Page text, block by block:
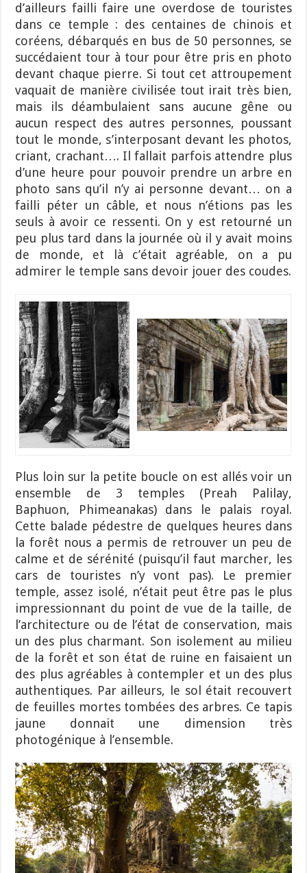
d’ailleurs failli faire une overdose de touristes
dans ce temple : des centaines de chinois et
coréens, débarqués en bus de 50 personnes, se
succédaient tour à tour pour être pris en photo
devant chaque pierre. Si tout cet attroupement
vaquait de manière civilisée tout irait très bien,
mais ils déambulaient sans aucune gêne ou
aucun respect des autres personnes, poussant
tout le monde, s’interposant devant les photos,
criant, crachant…. Il fallait parfois attendre plus
d’une heure pour pouvoir prendre un arbre en
photo sans qu’il n’y ai personne devant… on a
failli péter un câble, et nous n’étions pas les
seuls à avoir ce ressenti. On y est retourné un
peu plus tard dans la journée où il y avait moins
de monde, et là c’était agréable, on a pu
admirer le temple sans devoir jouer des coudes.
Plus loin sur la petite boucle on est allés voir un
ensemble de 3 temples (Preah Palilay,
Baphuon, Phimeanakas) dans le palais royal.
Cette balade pédestre de quelques heures dans
la forêt nous a permis de retrouver un peu de
calme et de sérénité (puisqu’il faut marcher, les
cars de touristes n’y vont pas). Le premier
temple, assez isolé, n’était peut être pas le plus
impressionnant du point de vue de la taille, de
l’architecture ou de l’état de conservation, mais
un des plus charmant. Son isolement au milieu
de la forêt et son état de ruine en faisaient un
des plus agréables à contempler et un des plus
authentiques. Par ailleurs, le sol était recouvert
de feuilles mortes tombées des arbres. Ce tapis
jaune donnait une dimension très
photogénique à l’ensemble.